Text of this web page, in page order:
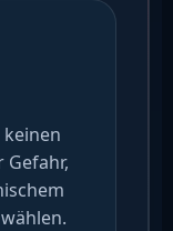
Gefahr,